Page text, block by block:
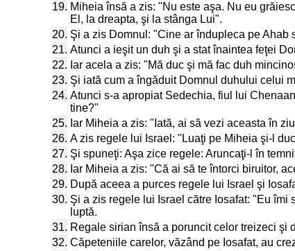
19. Miheia însă a zis: "Nu este aşa. Nu eu
El, la dreapta, şi la stânga Lui".
20. Şi a zis Domnul: "Cine ar îndupleca pe
21. Atunci a ieşit un duh şi a stat înaintea feţei
22. Iar acela a zis: "Mă duc şi mă fac duh
23. Şi iată cum a îngăduit Domnul duhului celui
24. Atunci s-a apropiat Sedechia, fiul lui
tine?"
25. Iar Miheia a zis: "Iată, ai să vezi aceasta în
26. A zis regele lui Israel: "Luaţi pe Miheia şi-l
27. Şi spuneţi: Aşa zice regele: Aruncaţi-l în
28. Iar Miheia a zis: "Că ai să te întorci biruitor,
29. După aceea a purces regele lui Israel şi
30. Şi a zis regele lui Israel către Iosafat: "Eu
luptă.
31. Regale sirian însă a poruncit celor treizeci şi
32. Căpeteniile carelor, văzând pe Iosafat, au